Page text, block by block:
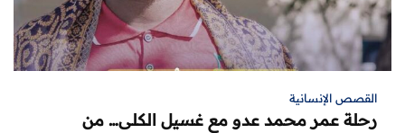
القصص الإنسانية
رحلة عمر محمد عدو مع غسيل الكلى… من